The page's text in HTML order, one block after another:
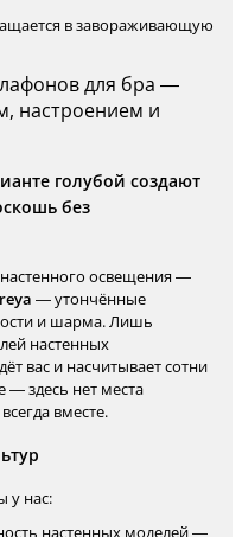
в завораживающую
для бра —
настроением и
голубой создают
без
освещения —
— утончённые
и шарма. Лишь
настенных
вас и насчитывает сотни
— здесь нет места
вместе.
у нас:
настенных моделей —